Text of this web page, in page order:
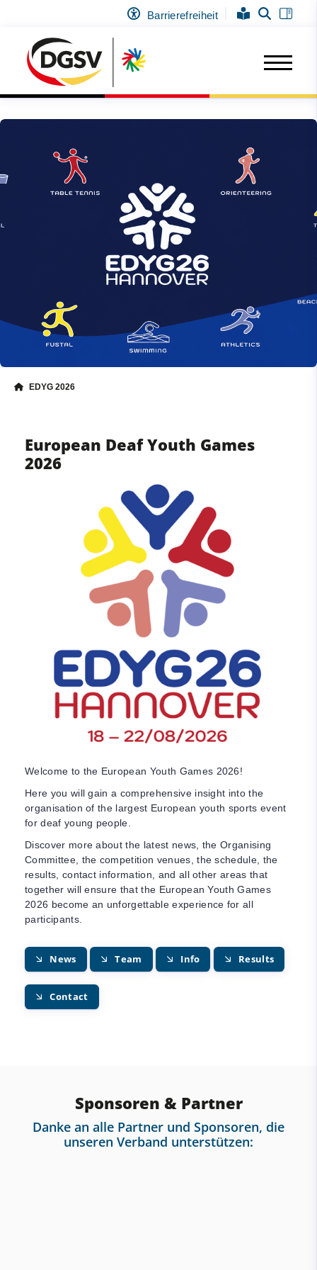
Barrierefreiheit
EDYG 2026
European Deaf Youth Games
2026
Welcome to the European Youth Games 2026!
Here you will gain a comprehensive insight into the
organisation of the largest European youth sports event
for deaf young people.
Discover more about the latest news, the Organising
Committee, the competition venues, the schedule, the
results, contact information, and all other areas that
together will ensure that the European Youth Games
2026 become an unforgettable experience for all
participants.
News Team Info Results
Contact
Sponsoren & Partner
Danke an alle Partner und Sponsoren, die
unseren Verband unterstützen: